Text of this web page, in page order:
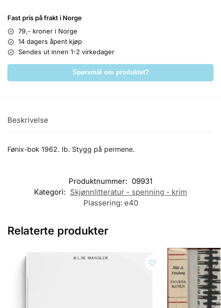
Fast pris på frakt i Norge
79,- kroner i Norge
14 dagers åpent kjøp
Sendes ut innen 1-2 virkedager
Spørsmål om produktet?
Beskrivelse
Fønix-bok 1962. Ib. Stygg på permene.
Produktnummer: 09931
Kategori: Skjønnlitteratur - spenning - krim
Plassering: e40
Relaterte produkter